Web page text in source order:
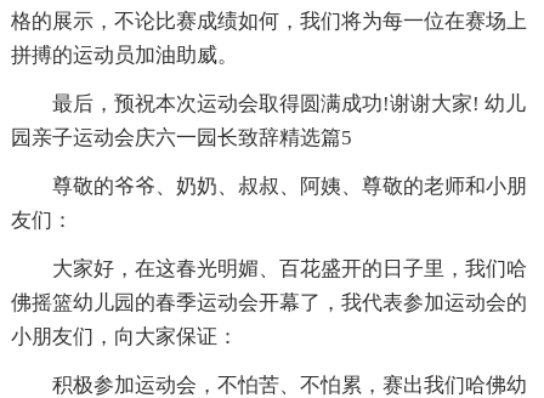
格的展示，不论比赛成绩如何，我们将为每一位在赛场上
拼搏的运动员加油助威。
最后，预祝本次运动会取得圆满成功!谢谢大家! 幼儿
园亲子运动会庆六一园长致辞精选篇5
尊敬的爷爷、奶奶、叔叔、阿姨、尊敬的老师和小朋
友们：
大家好，在这春光明媚、百花盛开的日子里，我们哈
佛摇篮幼儿园的春季运动会开幕了，我代表参加运动会的
小朋友们，向大家保证：
积极参加运动会，不怕苦、不怕累，赛出我们哈佛幼